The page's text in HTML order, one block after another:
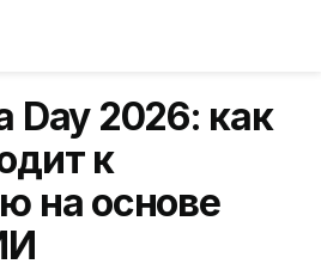
Day 2026: как
к
на основе